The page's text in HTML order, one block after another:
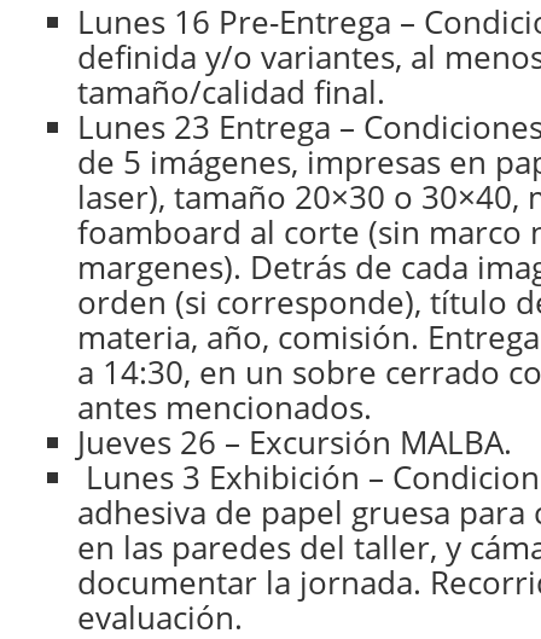
Lunes 16 Pre-Entrega –
definida y/o variantes, al
tamaño/calidad final.
Lunes 23 Entrega –
de 5 imágenes, impresas en
laser), tamaño 20×30 o 30×40,
foamboard al corte (sin marco
margenes). Detrás de cada
orden (si corresponde), título
materia, año, comisión.
a 14:30, en un sobre cerrado
antes mencionados.
Jueves 26 – Excursión MALBA.
Lunes 3 Exhibición –
adhesiva de papel gruesa para
en las paredes del taller, y
documentar la jornada.
evaluación.